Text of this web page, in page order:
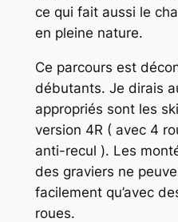
ce qui fait aussi le
en pleine nature.
Ce parcours est
débutants. Je dirais
appropriés sont les
version 4R ( avec 4
anti-recul ). Les
des graviers ne
facilement qu’avec
roues.